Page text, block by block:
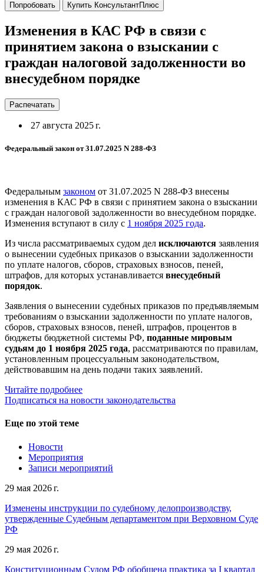
Попробовать Купить КонсультантПлюс
Изменения в КАС РФ в связи с
принятием закона о взыскании с
граждан налоговой задолженности во
внесудебном порядке
Распечатать
27 августа 2025 г.
Федеральный закон от 31.07.2025 N 288-ФЗ
Федеральным законом от 31.07.2025 N 288-ФЗ внесены
изменения в КАС РФ в связи с принятием закона о взыскании
с граждан налоговой задолженности во внесудебном порядке.
Изменения вступают в силу с 1 ноября 2025 года.
Из числа рассматриваемых судом дел исключаются заявления
о вынесении судебных приказов о взыскании задолженности
по уплате налогов, сборов, страховых взносов, пеней,
штрафов, для которых устанавливается внесудебный
порядок.
Заявления о вынесении судебных приказов по предъявляемым
требованиям о взыскании задолженности по уплате налогов,
сборов, страховых взносов, пеней, штрафов, процентов в
бюджеты бюджетной системы РФ, поданные мировым
судьям до 1 ноября 2025 года, рассматриваются по правилам,
установленным процессуальным законодательством,
действовавшим на день подачи таких заявлений.
Читайте подробнее
Подписаться на новости законодательства
Еще по этой теме
Новости
Мероприятия
Записи мероприятий
29 мая 2026 г.
Изменены инструкции по судебному делопроизводству,
утвержденные Судебным департаментом при Верховном Суде
РФ
29 мая 2026 г.
Конституционным Судом РФ обобщена практика за I квартал